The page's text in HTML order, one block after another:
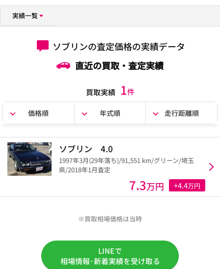
実績一覧
ソブリンの査定価格の実績データ
直近の買取・査定実績
買取実績 1件
価格順 年式順 走行距離順
ソブリン 4.0
1997年3月(29年落ち)/91,551 km/グリーン/埼玉
県/2018年1月査定
7.3万円 +4.4万円
※買取相場価格は当時
LINEで
相場情報･新着実績を受け取る